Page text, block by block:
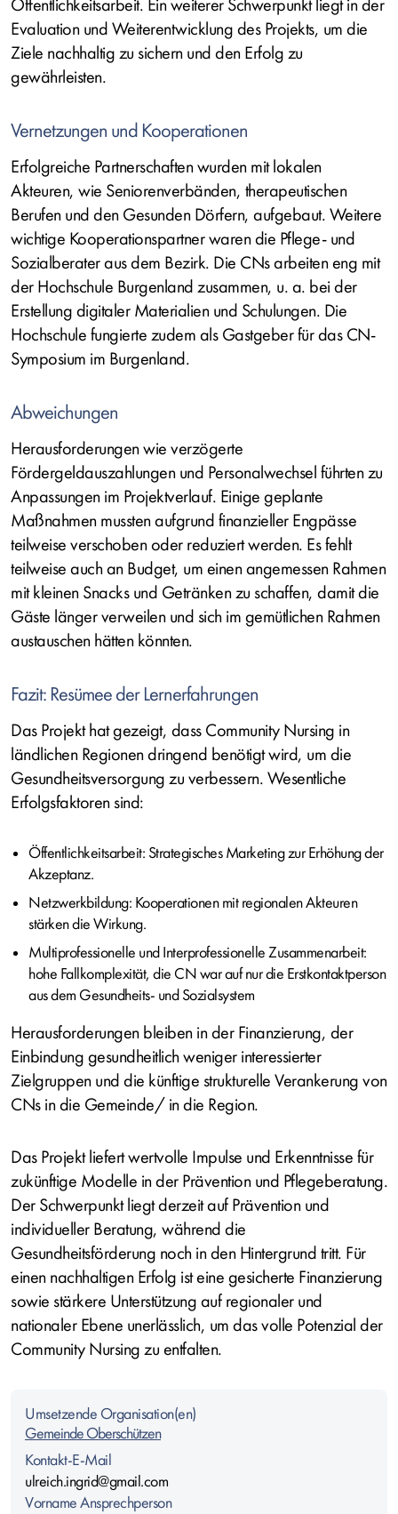
Umsetzende Organisation(en)
Gemeinde Oberschützen
Kontakt-E-Mail
ulreich.ingrid@gmail.com
Vorname Ansprechperson
Öffentlichkeitsarbeit. Ein weiterer Schwerpunkt liegt in der
Evaluation und Weiterentwicklung des Projekts, um die
Ziele nachhaltig zu sichern und den Erfolg zu
gewährleisten.
Vernetzungen und Kooperationen
Erfolgreiche Partnerschaften wurden mit lokalen
Akteuren, wie Seniorenverbänden, therapeutischen
Berufen und den Gesunden Dörfern, aufgebaut. Weitere
wichtige Kooperationspartner waren die Pflege- und
Sozialberater aus dem Bezirk. Die CNs arbeiten eng mit
der Hochschule Burgenland zusammen, u. a. bei der
Erstellung digitaler Materialien und Schulungen. Die
Hochschule fungierte zudem als Gastgeber für das CN-
Symposium im Burgenland.
Abweichungen
Herausforderungen wie verzögerte
Fördergeldauszahlungen und Personalwechsel führten zu
Anpassungen im Projektverlauf. Einige geplante
Maßnahmen mussten aufgrund finanzieller Engpässe
teilweise verschoben oder reduziert werden. Es fehlt
teilweise auch an Budget, um einen angemessen Rahmen
mit kleinen Snacks und Getränken zu schaffen, damit die
Gäste länger verweilen und sich im gemütlichen Rahmen
austauschen hätten könnten.
Fazit: Resümee der Lernerfahrungen
Das Projekt hat gezeigt, dass Community Nursing in
ländlichen Regionen dringend benötigt wird, um die
Gesundheitsversorgung zu verbessern. Wesentliche
Erfolgsfaktoren sind:
Öffentlichkeitsarbeit: Strategisches Marketing zur Erhöhung der
Akzeptanz.
Netzwerkbildung: Kooperationen mit regionalen Akteuren
stärken die Wirkung.
Multiprofessionelle und Interprofessionelle Zusammenarbeit:
hohe Fallkomplexität, die CN war auf nur die Erstkontaktperson
aus dem Gesundheits- und Sozialsystem
Herausforderungen bleiben in der Finanzierung, der
Einbindung gesundheitlich weniger interessierter
Zielgruppen und die künftige strukturelle Verankerung von
CNs in die Gemeinde/ in die Region.
Das Projekt liefert wertvolle Impulse und Erkenntnisse für
zukünftige Modelle in der Prävention und Pflegeberatung.
Der Schwerpunkt liegt derzeit auf Prävention und
individueller Beratung, während die
Gesundheitsförderung noch in den Hintergrund tritt. Für
einen nachhaltigen Erfolg ist eine gesicherte Finanzierung
sowie stärkere Unterstützung auf regionaler und
nationaler Ebene unerlässlich, um das volle Potenzial der
Community Nursing zu entfalten.